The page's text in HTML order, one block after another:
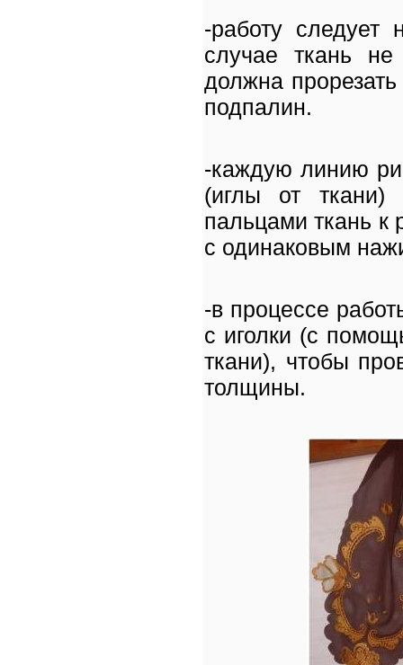
-работу
случае ткань
должна
подпалин.
-каждую линию
(иглы от ткани)
пальцами ткань
с одинаковым
-в процессе
с иголки (с
ткани), чтобы
толщины.